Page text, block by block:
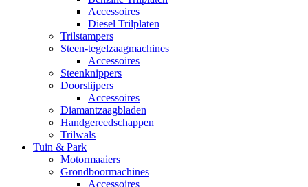
Accessoires
Diesel Trilplaten
Trilstampers
Steen-tegelzaagmachines
Accessoires
Steenknippers
Doorslijpers
Accessoires
Diamantzaagbladen
Handgereedschappen
Trilwals
Tuin & Park
Motormaaiers
Grondboormachines
Accessoires